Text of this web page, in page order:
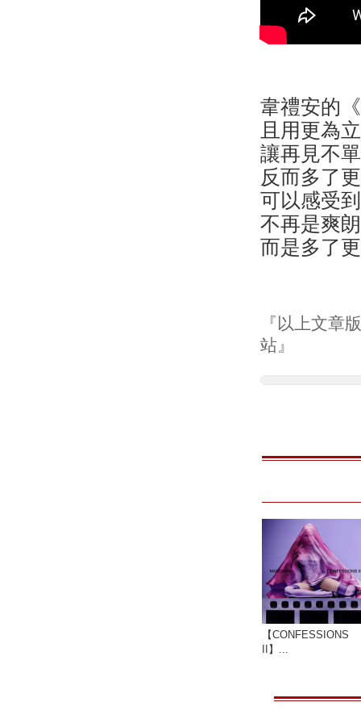
韋禮安的
且用更為
讓再見不
反而多了
可以感受
不再是爽
而是多了
『以上文章
站』
【CONFESSIONS
II】...